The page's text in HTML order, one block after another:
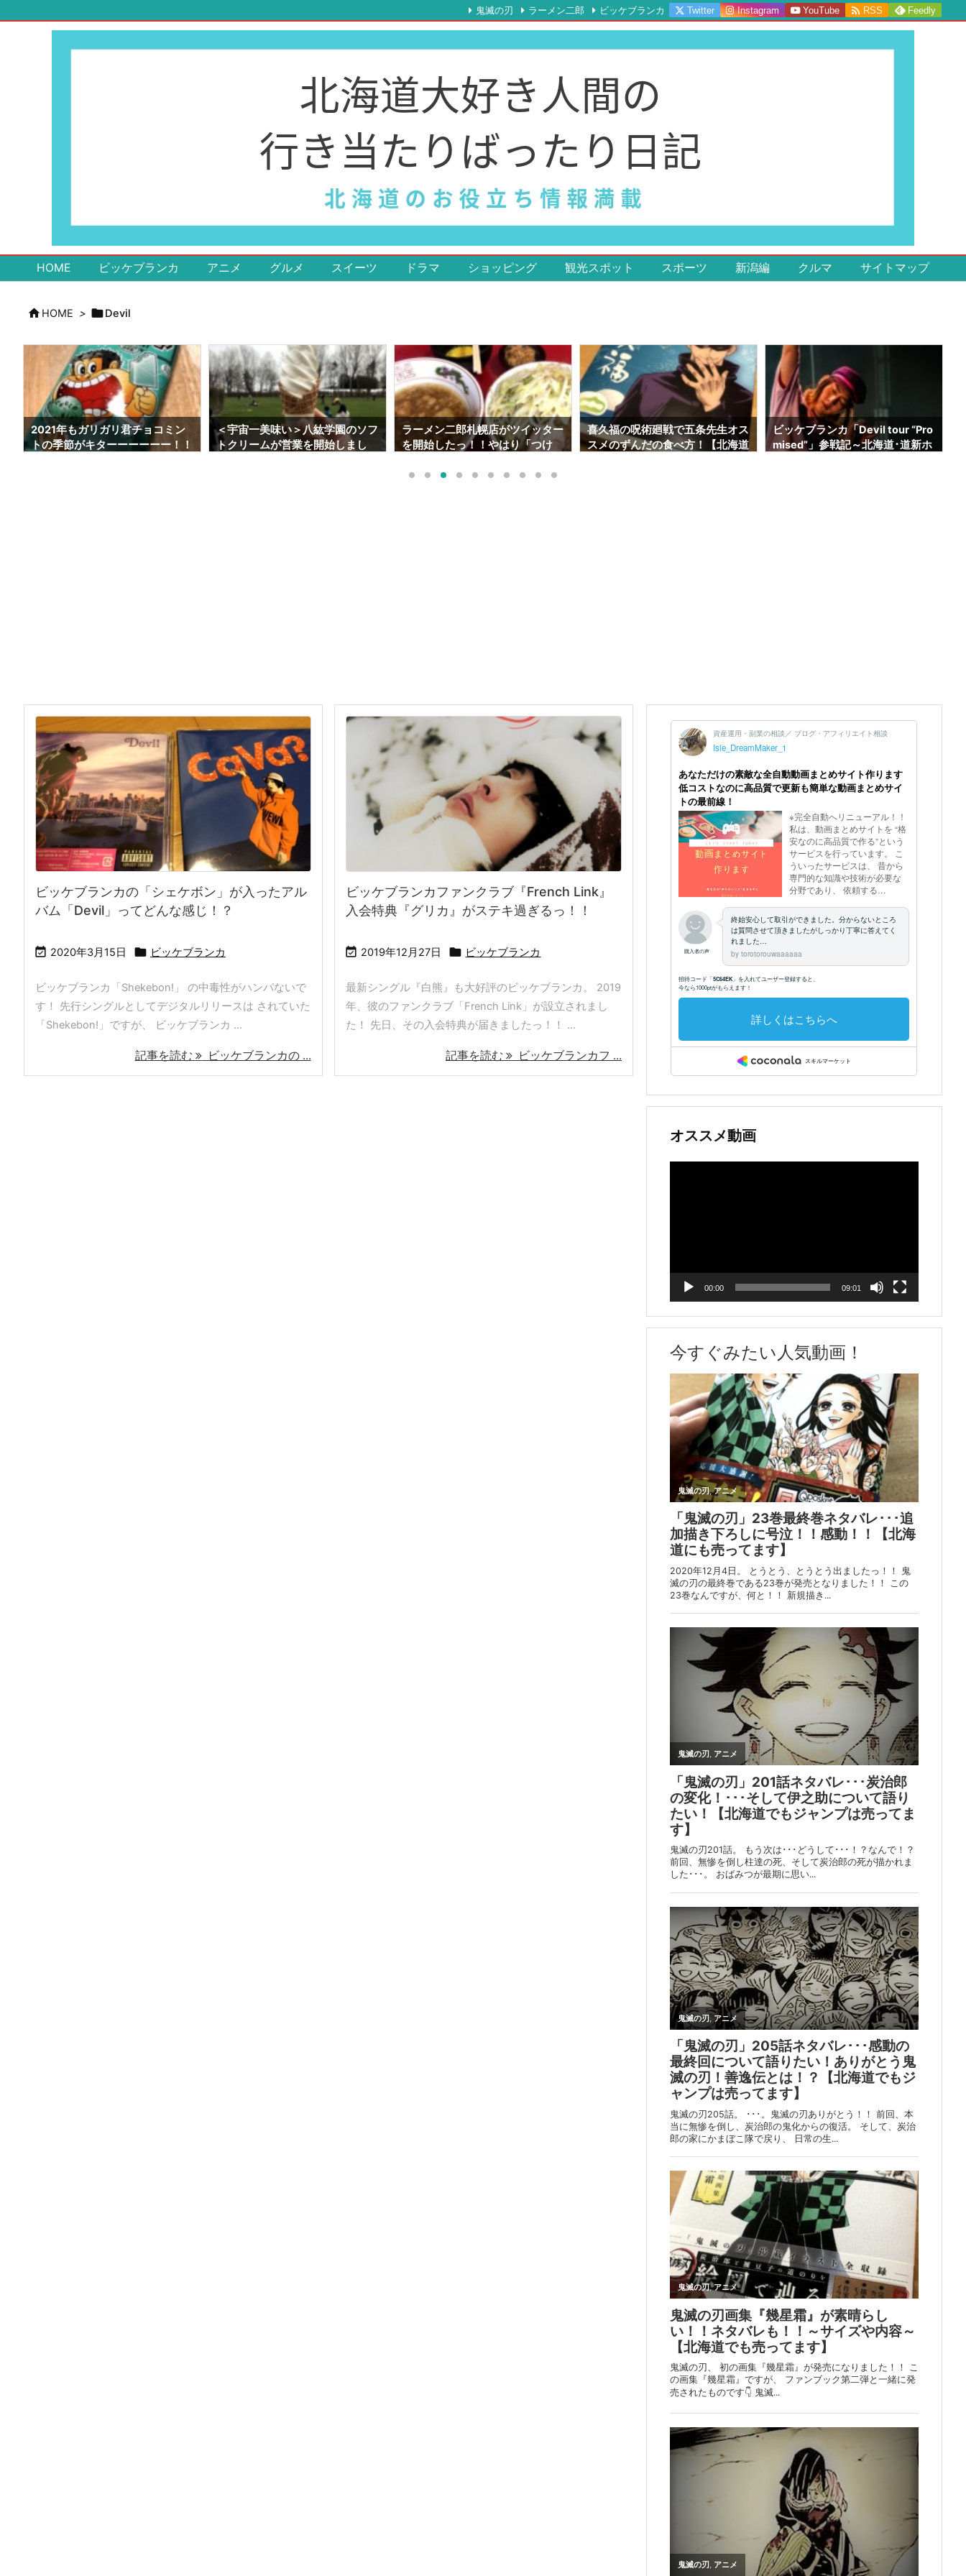
HOME ビッケブランカ アニメ グルメ スイーツ ドラマ ショッピング 観光スポット スポーツ 新潟編 クルマ サイトマップ
鬼滅の刃 ラーメン二郎 ビッケブランカ Twitter Instagram YouTube  RSS Feedly
 HOME > Devil
2021年もガリガリ君チョコミン
トの季節がキターーーーーー！！
＜宇宙一美味い＞八紘学園のソフ
トクリームが営業を開始しまし
ラーメン二郎札幌店がツイッター
を開始したっ！！やはり「つけ
喜久福の呪術廻戦で五条先生オス
スメのずんだの食べ方！【北海道
ビッケブランカ「Devil tour “Pro
mised”」参戦記～北海道･道新ホ
ビッケブランカの「シェケボン」が入ったアル
バム「Devil」ってどんな感じ！？
 2020年3月15日  ビッケブランカ
ビッケブランカ「Shekebon!」 の中毒性がハンパないで
す！ 先行シングルとしてデジタルリリースは されていた
「Shekebon!」ですが、 ビッケブランカ ...
記事を読む ビッケブランカの ...
ビッケブランカファンクラブ『French Link』
入会特典『グリカ』がステキ過ぎるっ！！
 2019年12月27日  ビッケブランカ
最新シングル『白熊』も大好評のビッケブランカ。 2019
年、彼のファンクラブ「French Link」が設立されまし
た！ 先日、その入会特典が届きましたっ！！ ...
記事を読む ビッケブランカフ ...
オススメ動画
00:00 09:01
今すぐみたい人気動画！